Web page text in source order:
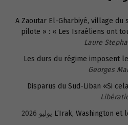
A Zaoutar El-Gharbiyé, village du
pilote » : « Les Israéliens ont
Laure
Les durs du régime imposent
Georges
Disparus du Sud-Liban «Si
L’Irak, Washington